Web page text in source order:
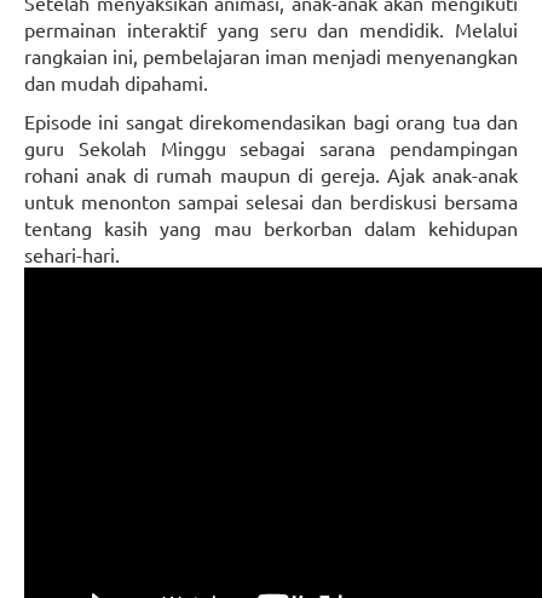
permainan interaktif yang seru dan mendidik. Melalui
rangkaian ini, pembelajaran iman menjadi menyenangkan
dan mudah dipahami.
Episode ini sangat direkomendasikan bagi orang tua dan
guru Sekolah Minggu sebagai sarana pendampingan
rohani anak di rumah maupun di gereja. Ajak anak-anak
untuk menonton sampai selesai dan berdiskusi bersama
tentang kasih yang mau berkorban dalam kehidupan
sehari-hari.